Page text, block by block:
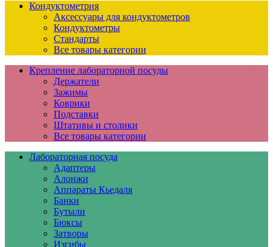
Кондуктометрия
Аксессуары для кондуктометров
Кондуктометры
Стандарты
Все товары категории
Крепление лабораторной посуды
Держатели
Зажимы
Коврики
Подставки
Штативы и столики
Все товары категории
Лабораторная посуда
Адаптеры
Алонжи
Аппараты Кьедаля
Банки
Бутыли
Бюксы
Затворы
Изгибы